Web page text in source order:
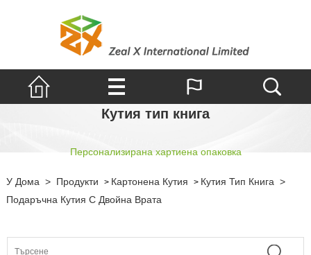
Кутия тип книга
Персонализирана хартиена опаковка
У Дома > Продукти > Картонена Кутия > Кутия Тип Книга >
Подаръчна Кутия С Двойна Врата